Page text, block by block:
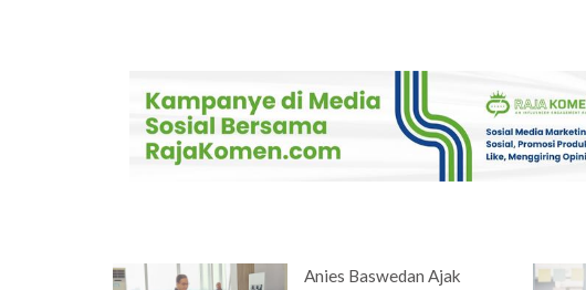
Anies Baswedan Ajak